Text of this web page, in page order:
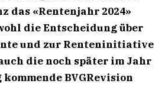
das «Rentenjahr 2024»
die Entscheidung über
und zur Renteninitiative
die noch später im Jahr
BVGRevision